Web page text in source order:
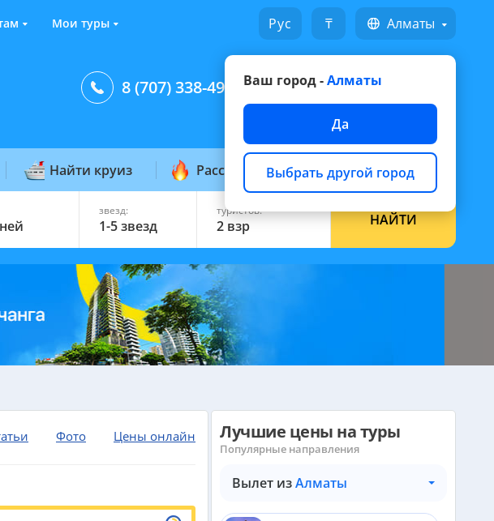
Мои туры Русский ₸ Алматы
Ваш город -Алматы
Да
Выбрать другой город
8 (707) 338-49-49 Написать на WhatsApp
Найти круиз Рассылка горящих
звезд:
1-5 звезд
туристов:
2 взр НАЙТИ
Фото Цены онлайн Лучшие цены на туры
Популярные направления
Вылет изАлматы